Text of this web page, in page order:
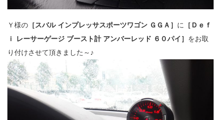
Ｙ様の ［スバル インプレッサスポーツワゴン ＧＧＡ］ に
［Ｄｅｆ
ｉ レーサーゲージ ブースト計 アンバーレッド ６０パイ］ をお取
り付けさせて頂きました～♪